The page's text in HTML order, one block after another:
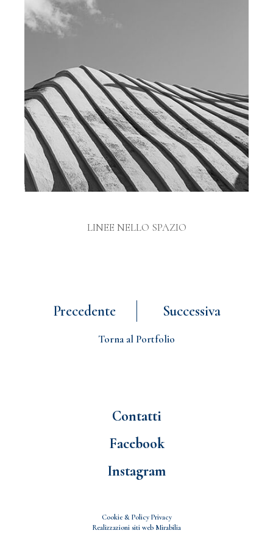
LINEE NELLO SPAZIO
Precedente Successiva
Torna al Portfolio
Contatti
Facebook
Instagram
Cookie & Policy Privacy
Realizzazioni siti web Mirabilia